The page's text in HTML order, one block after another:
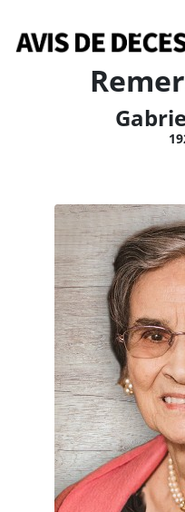
Avis de décès
Anniversaires
Le Soleil
Le Droit
La Tribune
Le Nouvelliste
Le Quotidien
La Voix de l'Est